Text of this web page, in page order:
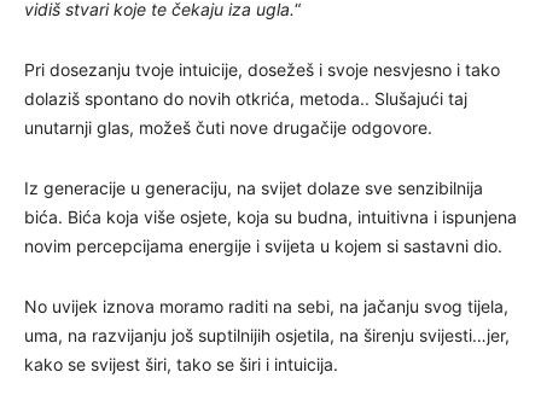
vidiš stvari koje te čekaju iza ugla.“
Pri dosezanju tvoje intuicije, dosežeš i svoje nesvjesno i tako
dolaziš spontano do novih otkrića, metoda.. Slušajući taj
unutarnji glas, možeš čuti nove drugačije odgovore.
Iz generacije u generaciju, na svijet dolaze sve senzibilnija
bića. Bića koja više osjete, koja su budna, intuitivna i ispunjena
novim percepcijama energije i svijeta u kojem si sastavni dio.
No uvijek iznova moramo raditi na sebi, na jačanju svog tijela,
uma, na razvijanju još suptilnijih osjetila, na širenju svijesti…jer,
kako se svijest širi, tako se širi i intuicija.